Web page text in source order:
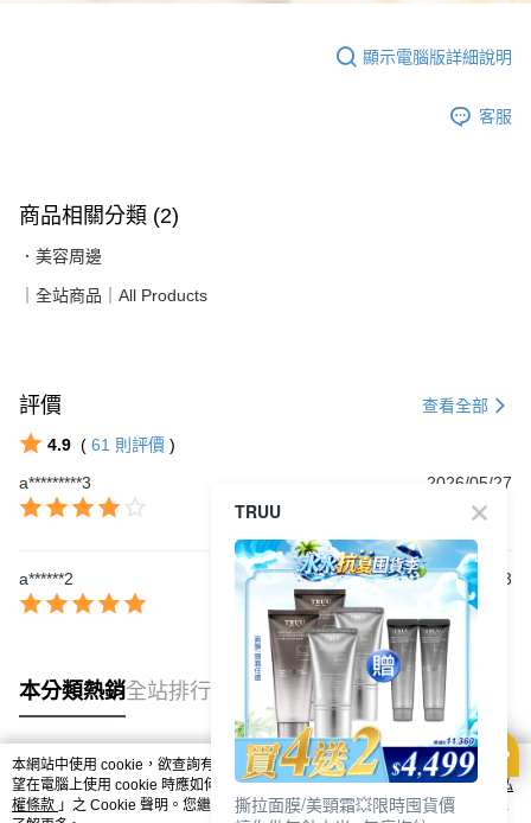
顯示電腦版詳細說明
客服
商品相關分類 (2)
．美容周邊
｜全站商品｜All Products
評價 查看全部
4.9 ( 61 則評價 )
a*********3
2026/05/27
a******2 2026/05/23
本分類熱銷全站排行
熱門標籤
本網站中使用 cookie，欲查詢有關本網站使用 cookie 方式之詳情，及若您不希
望在電腦上使用 cookie 時應如何變更電腦的 cookie 設定，請參閱本網站「
隱私
權條款 」之 Cookie 聲明。您繼續使用本網站即表示您同意本公司得按本網站使
TRUU
撕拉面膜/美頸霜💥限時囤貨價